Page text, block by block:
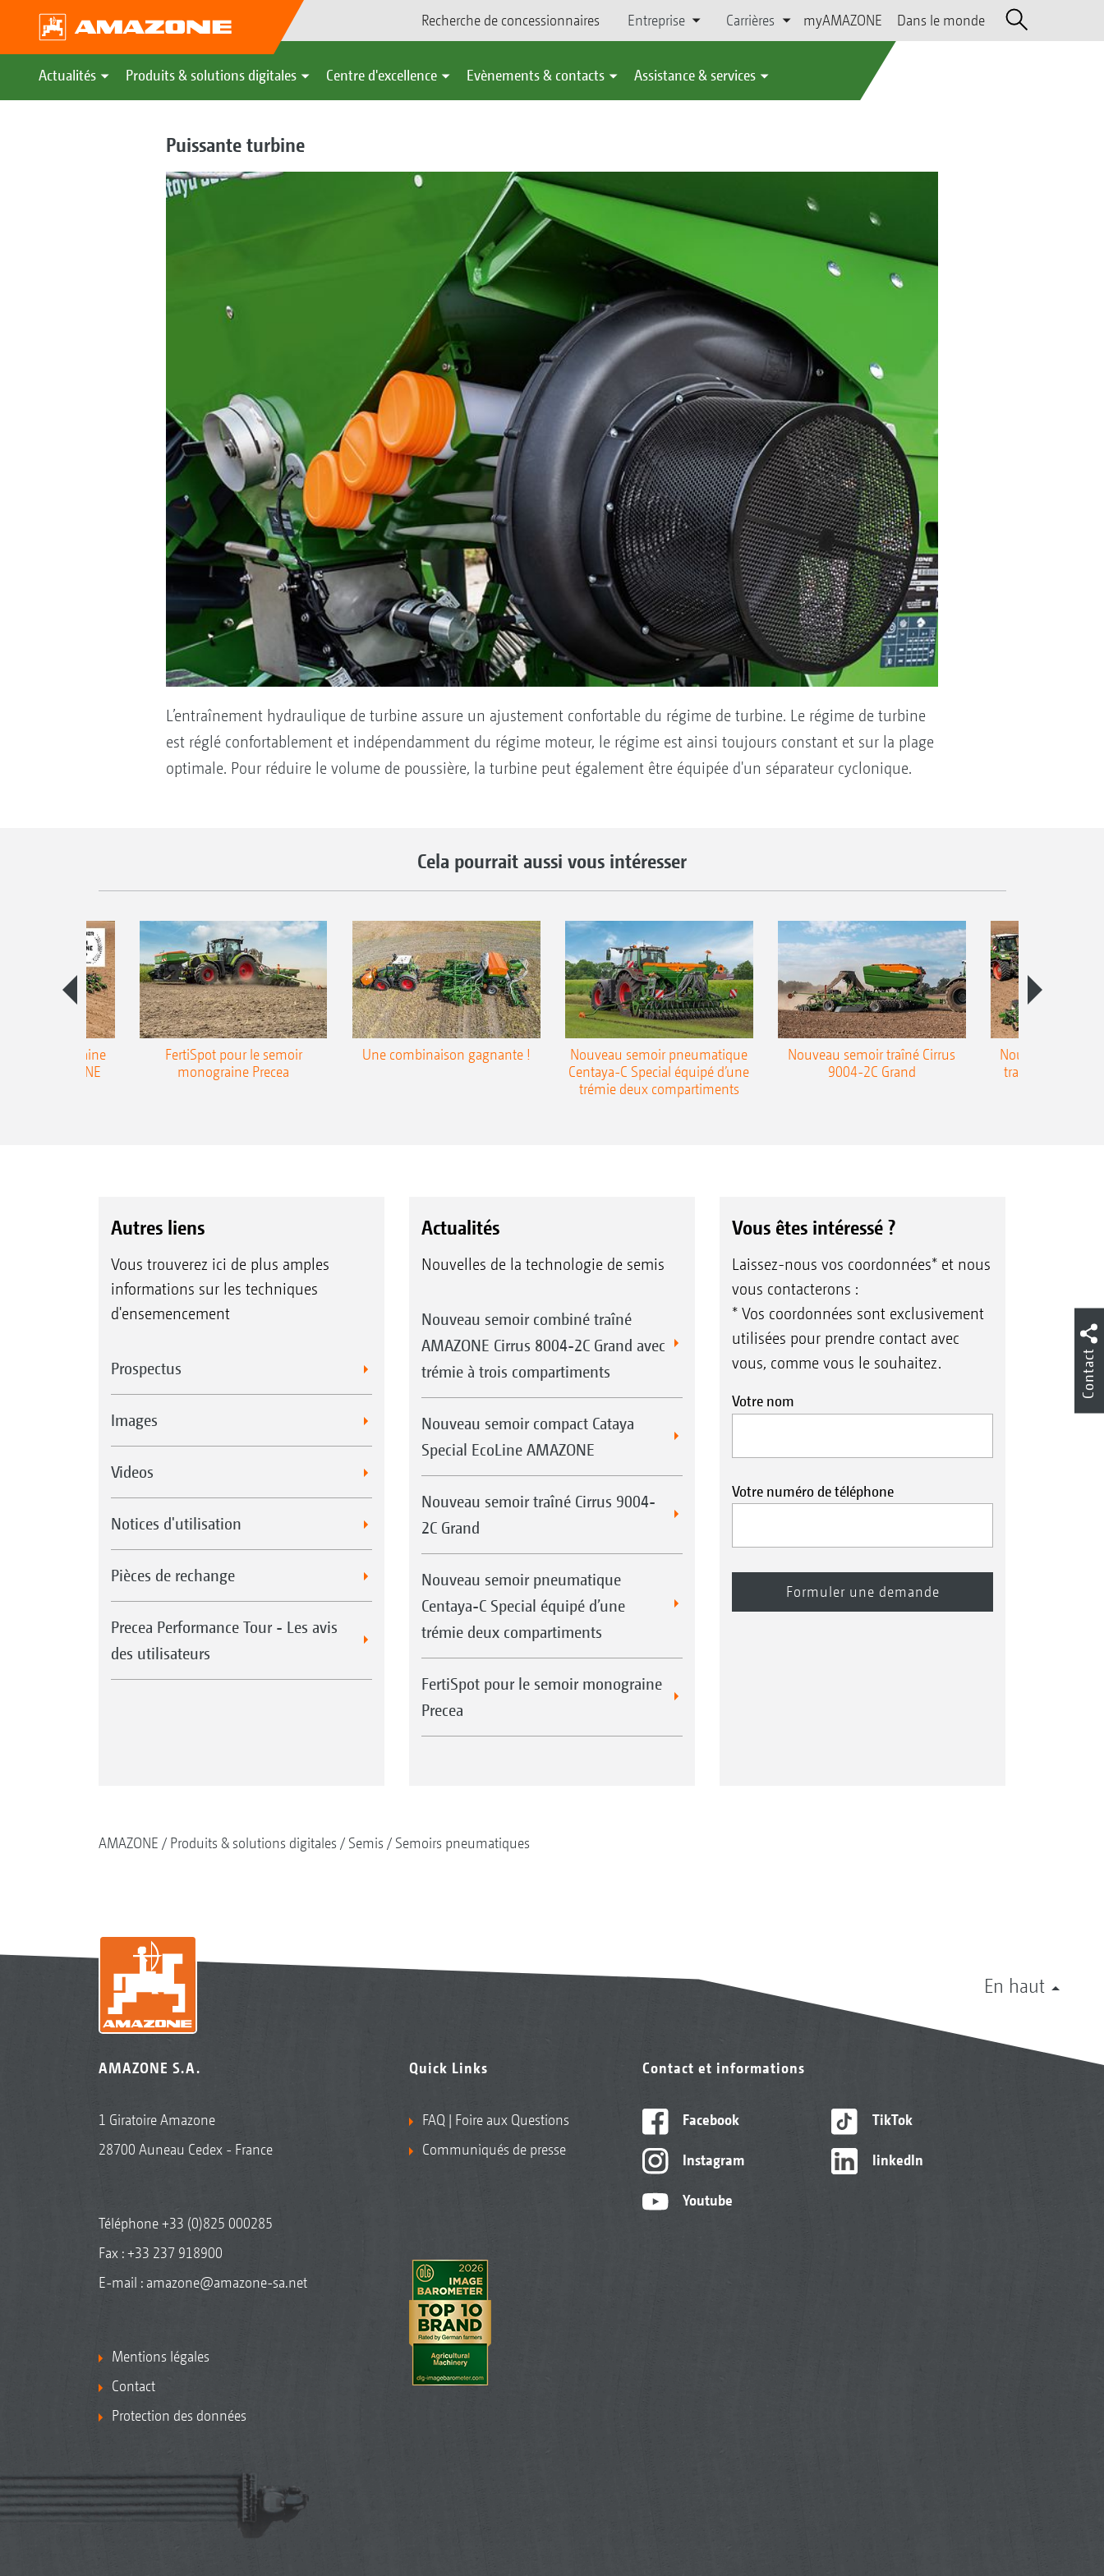
Recherche de concessionnaires Entreprise Carrières myAMAZONE Dans le monde
Actualités Produits & solutions digitales Centre d'excellence Evènements & contacts Assistance & services
Puissante turbine
L’entraînement hydraulique de turbine assure un ajustement confortable du régime de turbine. Le régime de turbine
est réglé confortablement et indépendamment du régime moteur, le régime est ainsi toujours constant et sur la plage
optimale. Pour réduire le volume de poussière, la turbine peut également être équipée d'un séparateur cyclonique.
Cela pourrait aussi vous intéresser
monograine
TCC AMAZONE
FertiSpot pour le semoir
monograine Precea
Une combinaison gagnante !
Nouveau semoir pneumatique
Centaya-C Special équipé d’une
trémie deux compartiments
Nouveau semoir traîné Cirrus
9004-2C Grand
Nouveau semoir
traîné Precea-
Autres liens
Vous trouverez ici de plus amples
informations sur les techniques
d'ensemencement
Prospectus
Images
Videos
Notices d'utilisation
Pièces de rechange
Precea Performance Tour - Les avis
des utilisateurs
Actualités
Nouvelles de la technologie de semis
Nouveau semoir combiné traîné
AMAZONE Cirrus 8004-2C Grand avec
trémie à trois compartiments
Nouveau semoir compact Cataya
Special EcoLine AMAZONE
Nouveau semoir traîné Cirrus 9004-
2C Grand
Nouveau semoir pneumatique
Centaya-C Special équipé d’une
trémie deux compartiments
FertiSpot pour le semoir monograine
Precea
Vous êtes intéressé ?
Laissez-nous vos coordonnées* et nous
vous contacterons :
* Vos coordonnées sont exclusivement
utilisées pour prendre contact avec
vous, comme vous le souhaitez.
Votre nom
Votre numéro de téléphone
AMAZONE Produits & solutions digitales Semis Semoirs pneumatiques
En haut
AMAZONE S.A.
1 Giratoire Amazone
28700 Auneau Cedex - France
Téléphone+33 (0)825 000285
Fax : +33 237 918900
E-mail : amazone@amazone-sa.net
Mentions légales
Contact
Protection des données
Quick Links
FAQ | Foire aux Questions
Communiqués de presse
Contact et informations
Facebook
Instagram
Youtube
TikTok
linkedIn
Contact